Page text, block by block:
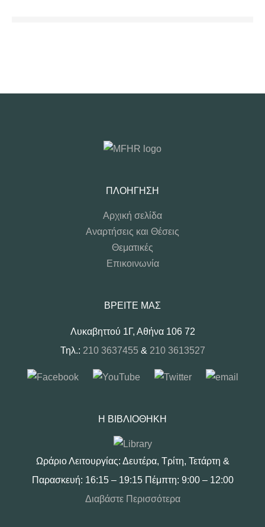
ΠΛΟΉΓΗΣΗ
Αρχική σελίδα
Αναρτήσεις και Θέσεις
Θεματικές
Επικοινωνία
ΒΡΕΊΤΕ ΜΑΣ
Λυκαβηττού 1Γ, Αθήνα 106 72
Τηλ.: 210 3637455 & 210 3613527
Η ΒΙΒΛΙΟΘΉΚΗ
Ωράριο Λειτουργίας: Δευτέρα, Τρίτη, Τετάρτη &
Παρασκευή: 16:15 – 19:15 Πέμπτη: 9:00 – 12:00
Διαβάστε Περισσότερα